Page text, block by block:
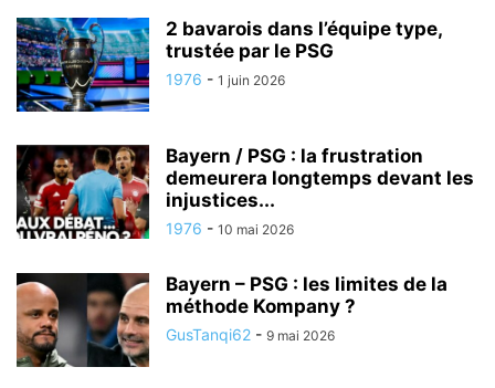
2 bavarois dans l’équipe type,
trustée par le PSG
1976 - 1 juin 2026
Bayern / PSG : la frustration
demeurera longtemps devant les
injustices...
1976 - 10 mai 2026
Bayern – PSG : les limites de la
méthode Kompany ?
GusTanqi62 - 9 mai 2026